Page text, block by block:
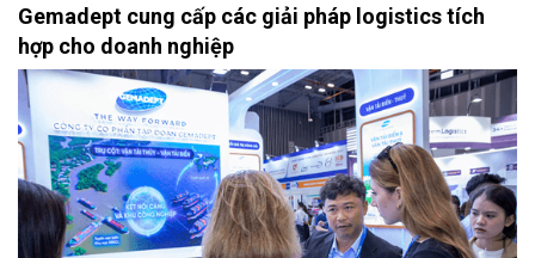
Gemadept cung cấp các giải pháp logistics tích
hợp cho doanh nghiệp